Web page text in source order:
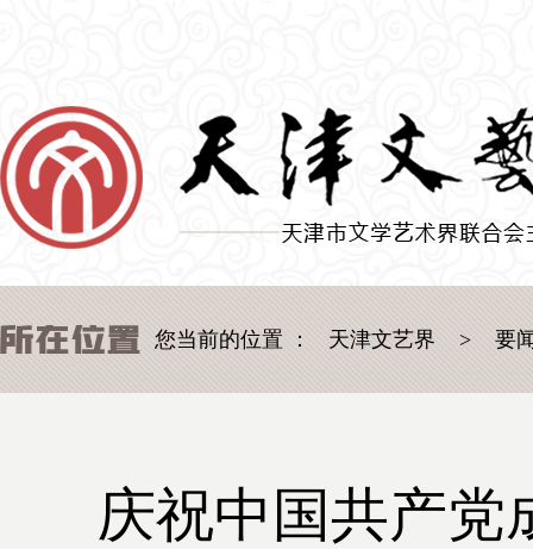
您当前的位置 ： 天津文艺界 > 要
庆祝中国共产党